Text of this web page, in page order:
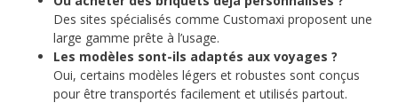
Des sites spécialisés comme Customaxi proposent une
large gamme prête à l’usage.
Les modèles sont-ils adaptés aux voyages ?
Oui, certains modèles légers et robustes sont conçus
pour être transportés facilement et utilisés partout.